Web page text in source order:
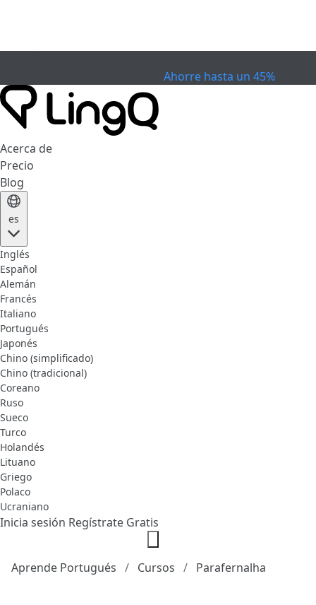
Ahorre hasta un 45%
Acerca de
Precio
Blog
es
Inglés
Español
Alemán
Francés
Italiano
Portugués
Japonés
Chino (simplificado)
Chino (tradicional)
Coreano
Ruso
Sueco
Turco
Holandés
Lituano
Griego
Polaco
Ucraniano
Inicia sesión Regístrate Gratis
Aprende Portugués Cursos Parafernalha